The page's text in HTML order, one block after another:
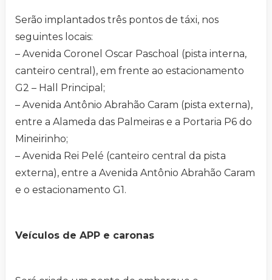
Serão implantados três pontos de táxi, nos
seguintes locais:
– Avenida Coronel Oscar Paschoal (pista interna,
canteiro central), em frente ao estacionamento
G2 – Hall Principal;
– Avenida Antônio Abrahão Caram (pista externa),
entre a Alameda das Palmeiras e a Portaria P6 do
Mineirinho;
– Avenida Rei Pelé (canteiro central da pista
externa), entre a Avenida Antônio Abrahão Caram
e o estacionamento G1.
Veículos de APP e caronas